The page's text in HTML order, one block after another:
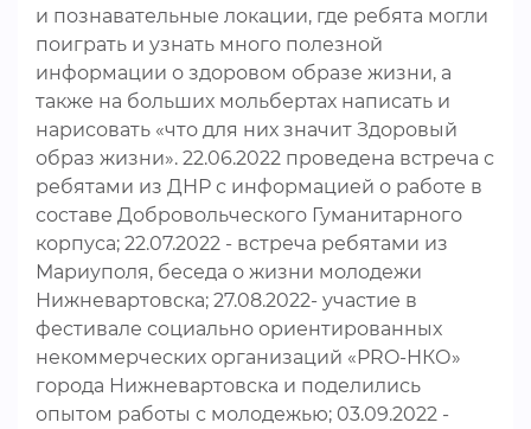
и познавательные локации, где ребята могли
поиграть и узнать много полезной
информации о здоровом образе жизни, а
также на больших мольбертах написать и
нарисовать «что для них значит Здоровый
образ жизни». 22.06.2022 проведена встреча с
ребятами из ДНР с информацией о работе в
составе Добровольческого Гуманитарного
корпуса; 22.07.2022 - встреча ребятами из
Мариуполя, беседа о жизни молодежи
Нижневартовска; 27.08.2022- участие в
фестивале социально ориентированных
некоммерческих организаций «PRO-НКО»
города Нижневартовска и поделились
опытом работы с молодежью; 03.09.2022 -